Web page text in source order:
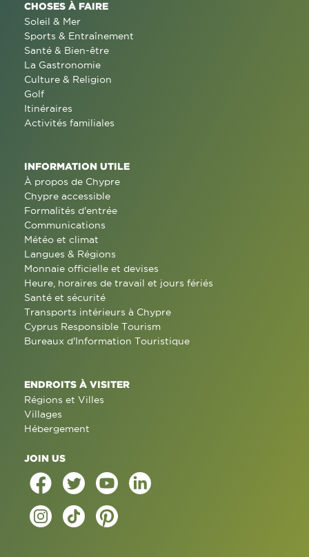
CHOSES À FAIRE
Soleil & Mer
Sports & Entraînement
Santé & Bien-être
La Gastronomie
Culture & Religion
Golf
Itinéraires
Activités familiales
INFORMATION UTILE
À propos de Chypre
Chypre accessible
Formalités d'entrée
Communications
Météo et climat
Langues & Régions
Monnaie officielle et devises
Heure, horaires de travail et jours fériés
Santé et sécurité
Transports intérieurs à Chypre
Cyprus Responsible Tourism
Bureaux d'Information Touristique
ENDROITS À VISITER
Régions et Villes
Villages
Hébergement
JOIN US